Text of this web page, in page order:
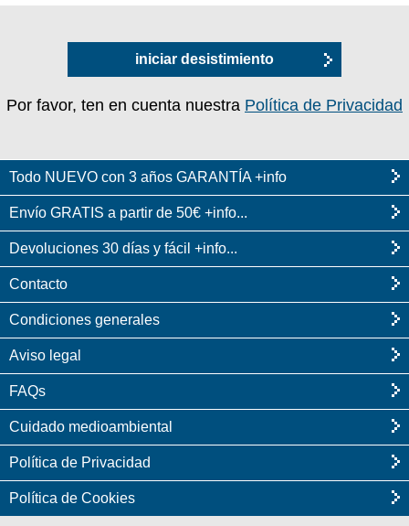
iniciar desistimiento
Por favor, ten en cuenta nuestra Política de Privacidad
Todo NUEVO con 3 años GARANTÍA +info
Envío GRATIS a partir de 50€ +info...
Devoluciones 30 días y fácil +info...
Contacto
Condiciones generales
Aviso legal
FAQs
Cuidado medioambiental
Política de Privacidad
Política de Cookies